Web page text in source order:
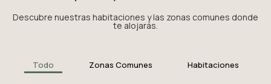
Descubre nuestras habitaciones y las zonas comunes donde
te alojarás.
Todo Zonas Comunes Habitaciones